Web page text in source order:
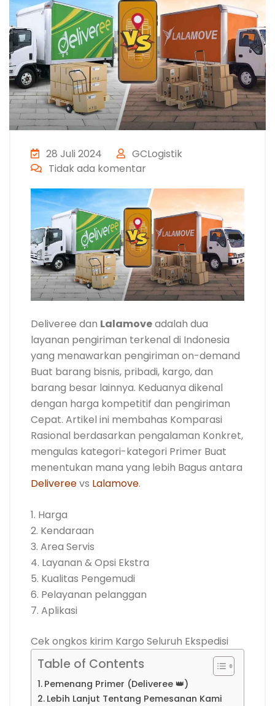
28 Juli 2024
GCLogistik
Tidak ada komentar
Deliveree dan Lalamoveadalah dua
layanan pengiriman terkenal di Indonesia
yang menawarkan pengiriman on-demand
Buat barang bisnis, pribadi, kargo, dan
barang besar lainnya. Keduanya dikenal
dengan harga kompetitif dan pengiriman
Cepat. Artikel ini membahas Komparasi
Rasional berdasarkan pengalaman Konkret,
mengulas kategori-kategori Primer Buat
menentukan mana yang lebih Bagus antara
Delivereevs Lalamove.
1. Harga
2. Kendaraan
3. Area Servis
4. Layanan & Opsi Ekstra
5. Kualitas Pengemudi
6. Pelayanan pelanggan
7. Aplikasi
Cek ongkos kirim Kargo Seluruh Ekspedisi
Table of Contents
Pemenang Primer (Deliveree 👑)
Lebih Lanjut Tentang Pemesanan Kami